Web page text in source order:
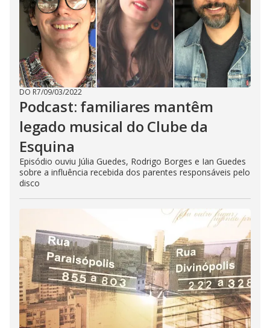
DO R7/09/03/2022
Podcast: familiares mantêm
legado musical do Clube da
Esquina
Episódio ouviu Júlia Guedes, Rodrigo Borges e Ian Guedes
sobre a influência recebida dos parentes responsáveis pelo
disco